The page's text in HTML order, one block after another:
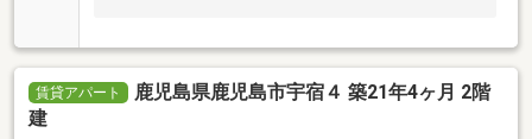
賃貸アパート
鹿児島県鹿児島市宇宿４ 築21年4ヶ月 2階
建